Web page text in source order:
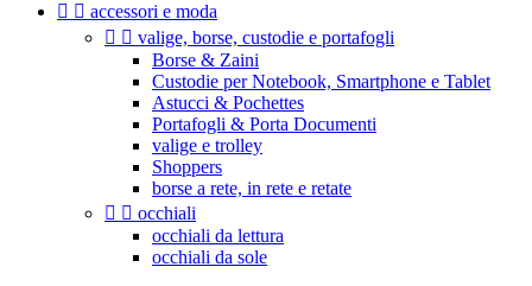
  accessori e moda
  valige, borse, custodie e portafogli
Borse & Zaini
Custodie per Notebook, Smartphone e Tablet
Astucci & Pochettes
Portafogli & Porta Documenti
valige e trolley
Shoppers
borse a rete, in rete e retate
  occhiali
occhiali da lettura
occhiali da sole